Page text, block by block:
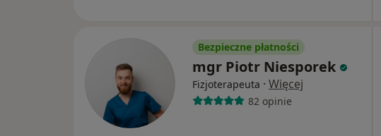
Bezpieczne płatności
mgr Piotr Niesporek
Fizjoterapeuta · Więcej
82 opinie